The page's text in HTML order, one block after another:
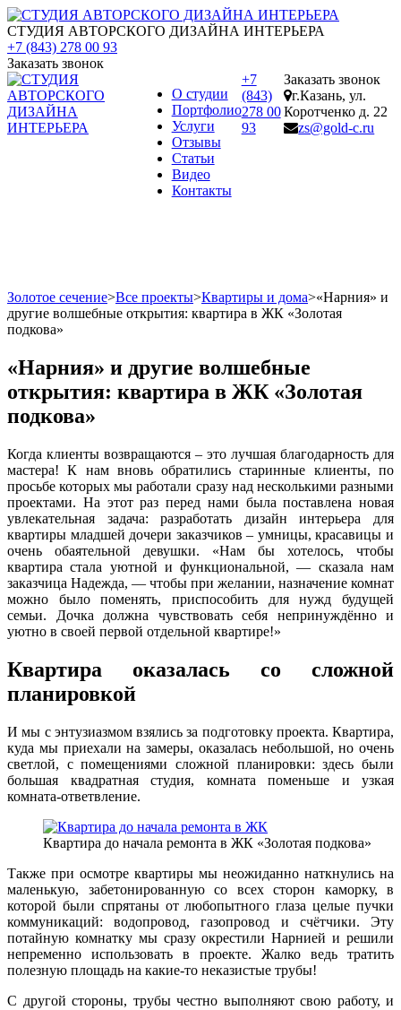
СТУДИЯ АВТОРСКОГО ДИЗАЙНА ИНТЕРЬЕРА
+7 (843) 278 00 93
Заказать звонок
О студии
Портфолио
Услуги
Отзывы
Статьи
Видео
Контакты
+7
(843)
278 00
93
Заказать звонок
г.Казань, ул.
Коротченко д. 22
zs@gold-c.ru
Золотое сечение>Все проекты>Квартиры и дома>«Нарния» и
другие волшебные открытия: квартира в ЖК «Золотая
подкова»
«Нарния» и другие волшебные
открытия: квартира в ЖК «Золотая
подкова»
Когда клиенты возвращаются – это лучшая благодарность для
мастера! К нам вновь обратились старинные клиенты, по
просьбе которых мы работали сразу над несколькими разными
проектами. На этот раз перед нами была поставлена новая
увлекательная задача: разработать дизайн интерьера для
квартиры младшей дочери заказчиков – умницы, красавицы и
очень обаятельной девушки. «Нам бы хотелось, чтобы
квартира стала уютной и функциональной, — сказала нам
заказчица Надежда, — чтобы при желании, назначение комнат
можно было поменять, приспособить для нужд будущей
семьи. Дочка должна чувствовать себя непринуждённо и
уютно в своей первой отдельной квартире!»
Квартира оказалась со сложной
планировкой
И мы с энтузиазмом взялись за подготовку проекта. Квартира,
куда мы приехали на замеры, оказалась небольшой, но очень
светлой, с помещениями сложной планировки: здесь были
большая квадратная студия, комната поменьше и узкая
комната-ответвление.
Квартира до начала ремонта в ЖК «Золотая подкова»
Также при осмотре квартиры мы неожиданно наткнулись на
маленькую, забетонированную со всех сторон каморку, в
которой были спрятаны от любопытного глаза целые пучки
коммуникаций: водопровод, газопровод и счётчики. Эту
потайную комнатку мы сразу окрестили Нарнией и решили
непременно использовать в проекте. Жалко ведь тратить
полезную площадь на какие-то неказистые трубы!
С другой стороны, трубы честно выполняют свою работу, и